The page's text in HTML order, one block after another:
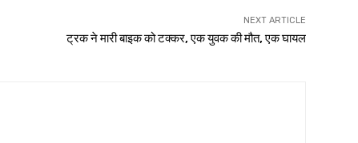
NEXT ARTICLE
ट्रक ने मारी बाइक को टक्कर, एक युवक की मौत, एक घायल